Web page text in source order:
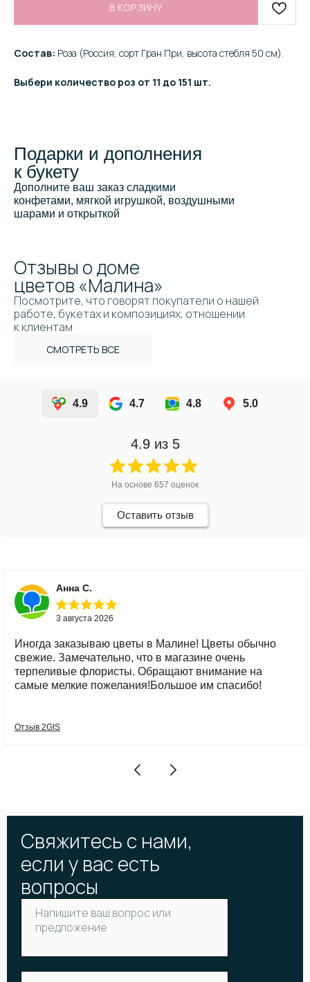
В КОРЗИНУ
Состав: Роза (Россия, сорт Гран При, высота стебля 50 см).
Выбери количество роз от 11 до 151 шт.
Подарки и дополнения
к букету
Дополните ваш заказ сладкими
конфетами, мягкой игрушкой, воздушными
шарами и открыткой
Отзывы о доме
цветов «Малина»
СМОТРЕТЬ ВСЕ
Посмотрите, что говорят покупатели о нашей
работе, букетах и композициях, отношении
к клиентам
4.9 4.7 4.8 5.0
4.9из 5
На основе 657 оценок
Оставить отзыв
Анна С.
3 августа 2026
Иногда заказываю цветы в Малине! Цветы обычно
свежие. Замечательно, что в магазине очень
терпеливые флористы. Обращают внимание на
самые мелкие пожелания!Большое им спасибо!
Отзыв 2GIS
Свяжитесь с нами,
если у вас есть
вопросы